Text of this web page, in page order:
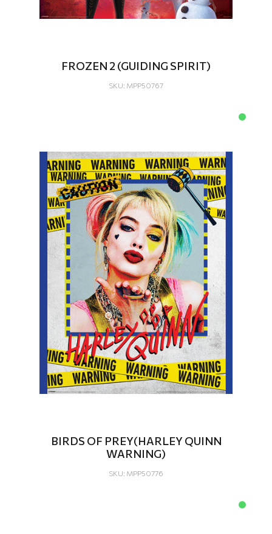
FROZEN 2 (GUIDING SPIRIT)
SKU: MPP50767
BIRDS OF PREY(HARLEY QUINN
WARNING)
SKU: MPP50776